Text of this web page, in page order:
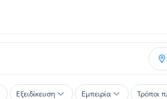
Εξειδίκευση Εμπειρία Τρόποι